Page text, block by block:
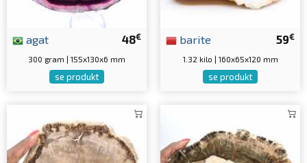
48€
agat
300 gram | 155x130x6 mm
se produkt
59€
barite
1.32 kilo | 160x65x120 mm
se produkt